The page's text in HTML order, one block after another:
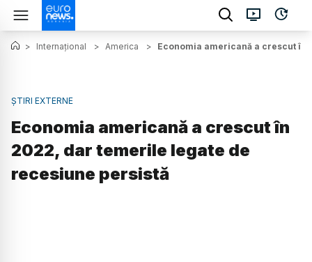
> Internațional > America > Economia americană a crescut
ȘTIRI EXTERNE
Economia americană a crescut în
2022, dar temerile legate de
recesiune persistă